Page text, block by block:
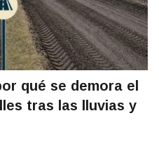
qué se demora el
tras las lluvias y